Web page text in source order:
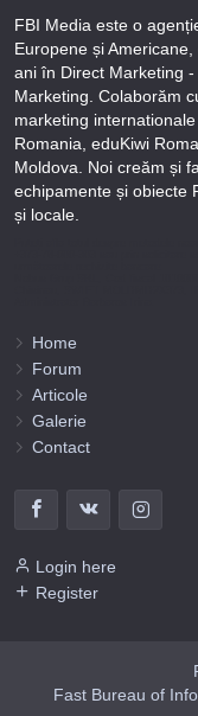
FBI Media este o
Europene și
ani în Direct Marketing -
Marketing. Colaborăm
marketing
Romania, eduKiwi
Moldova. Noi creăm și
echipamente și obiecte
și locale.
Home
Forum
Articole
Galerie
Contact
Login here
Register
Fast Bureau of